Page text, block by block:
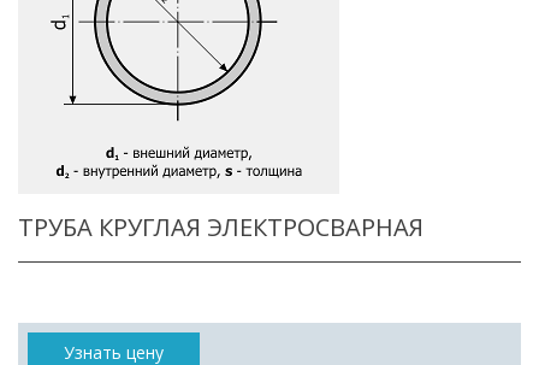
ТРУБА КРУГЛАЯ ЭЛЕКТРОСВАРНАЯ
Узнать цену